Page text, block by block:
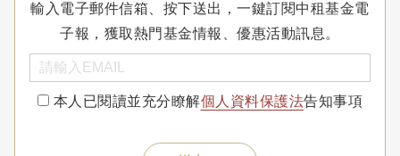
輸入電子郵件信箱、按下送出，一鍵訂閱中租基金電
子報，獲取熱門基金情報、優惠活動訊息。
本人已閱讀並充分瞭解個人資料保護法告知事項